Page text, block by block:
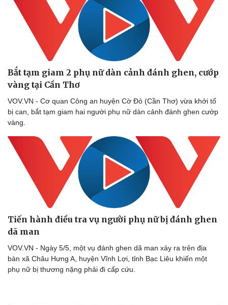
Bắt tạm giam 2 phụ nữ dàn cảnh đánh ghen, cướp
vàng tại Cần Thơ
VOV.VN - Cơ quan Công an huyện Cờ Đỏ (Cần Thơ) vừa khởi tố
bị can, bắt tạm giam hai người phụ nữ dàn cảnh đánh ghen cướp
vàng.
Tiến hành điều tra vụ người phụ nữ bị đánh ghen
dã man
VOV.VN - Ngày 5/5, một vụ đánh ghen dã man xảy ra trên địa
bàn xã Châu Hưng A, huyện Vĩnh Lợi, tỉnh Bạc Liêu khiến một
phụ nữ bị thương nặng phải đi cấp cứu.